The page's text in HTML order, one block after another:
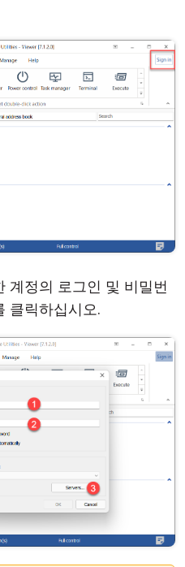
계정의 로그인 및 비밀번
클릭하십시오.